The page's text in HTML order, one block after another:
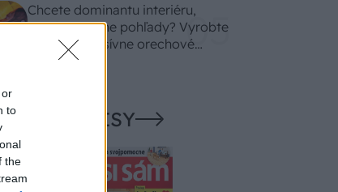
to
the
Chcete dominantu interiéru,
ktorá pritiahne pohľady? Vyrobte
si takéto masívne orechové
svietidlo
ČASOPISY